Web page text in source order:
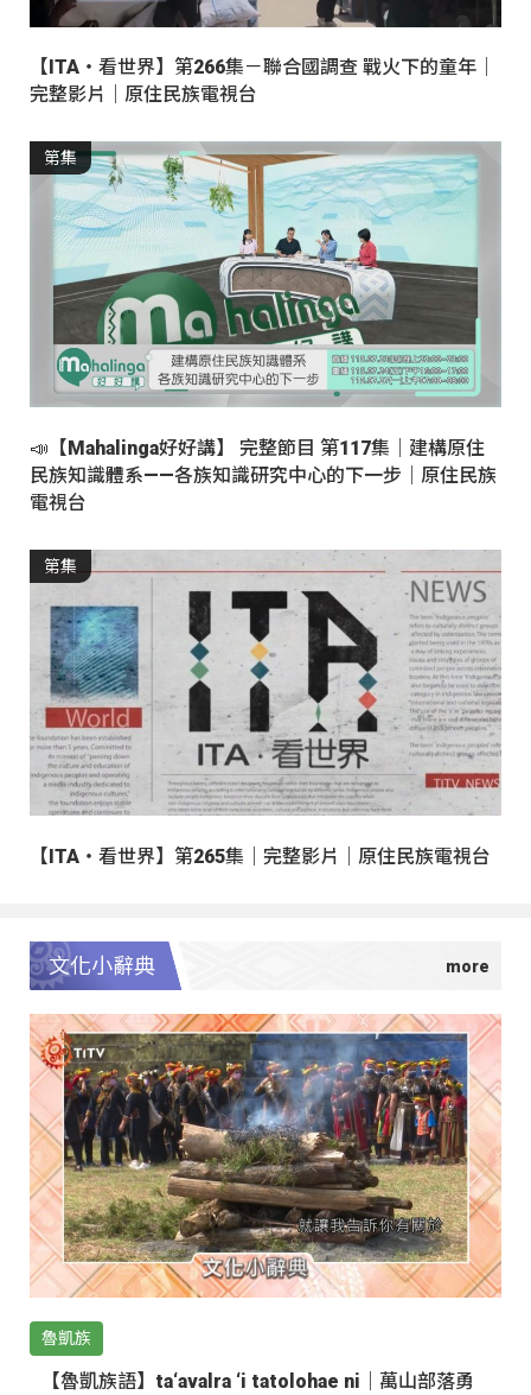
【ITA・看世界】第266集－聯合國調查 戰火下的童年｜
完整影片｜原住民族電視台
第集
📣【Mahalinga好好講】 完整節目 第117集｜建構原住
民族知識體系——各族知識研究中心的下一步｜原住民族
電視台
第集
【ITA・看世界】第265集｜完整影片｜原住民族電視台
文化小辭典
魯凱族
【魯凱族語】ta‘avalra ‘i tatolohae ni｜萬山部落勇